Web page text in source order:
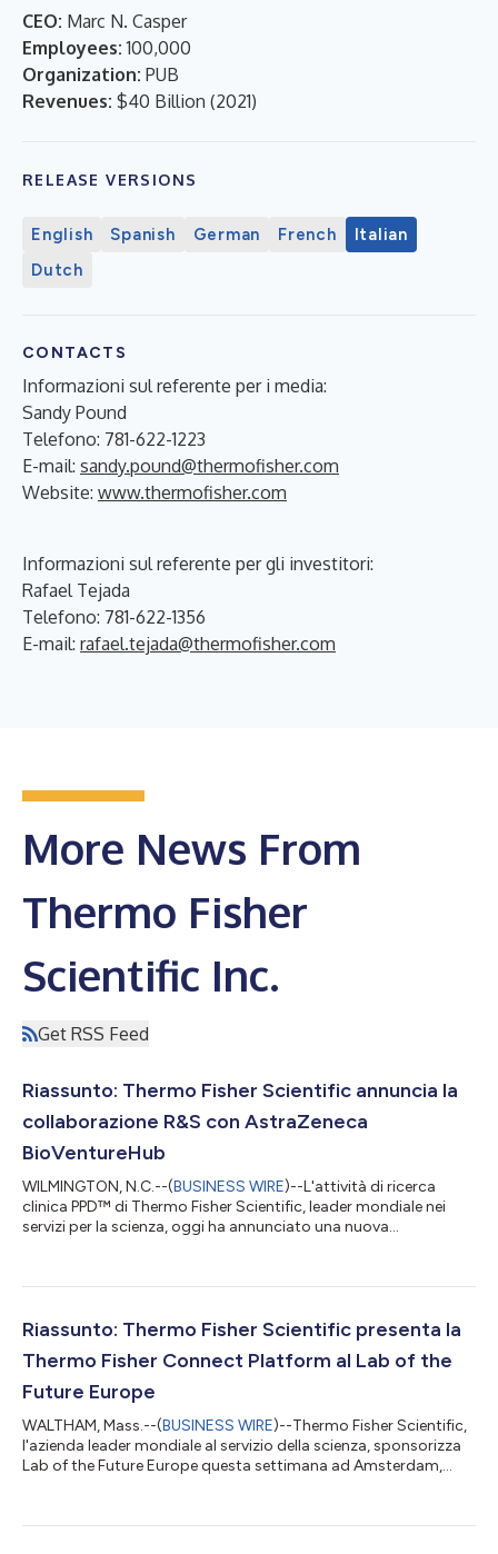
CEO: Marc N. Casper
Employees: 100,000
Organization: PUB
Revenues: $40 Billion (2021)
RELEASE VERSIONS
English Spanish German French
Italian
Dutch
CONTACTS
Informazioni sul referente per i media:
Sandy Pound
Telefono: 781-622-1223
E-mail: sandy.pound@thermofisher.com
Website: www.thermofisher.com
Informazioni sul referente per gli investitori:
Rafael Tejada
Telefono: 781-622-1356
E-mail: rafael.tejada@thermofisher.com
More News From
Thermo Fisher
Scientific Inc.
Get RSS Feed
Riassunto: Thermo Fisher Scientific annuncia la
collaborazione R&S con AstraZeneca
BioVentureHub
WILMINGTON, N.C.--(BUSINESS WIRE)--L'attività di ricerca
clinica PPD™ di Thermo Fisher Scientific, leader mondiale nei
servizi per la scienza, oggi ha annunciato una nuova
utilizzare le competenze congiunte di Thermo Fisher e
l'ecosistema delle scienze della vita. Un team dedicato di
Riassunto: Thermo Fisher Scientific presenta la
Thermo Fisher Connect Platform al Lab of the
Future Europe
WALTHAM, Mass.--(BUSINESS WIRE)--Thermo Fisher Scientific,
l'azienda leader mondiale al servizio della scienza, sponsorizza
Lab of the Future Europe questa settimana ad Amsterdam,
il futuro. Dall'ambizione digitale all'intelligenza automatizzata